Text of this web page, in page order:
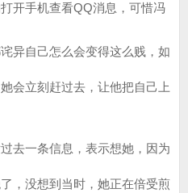
开手机查看QQ消息，可惜冯
自己怎么会变得这么贱，如
会立刻赶过去，让他把自己上
一条信息，表示想她，因为
，没想到当时，她正在倍受煎